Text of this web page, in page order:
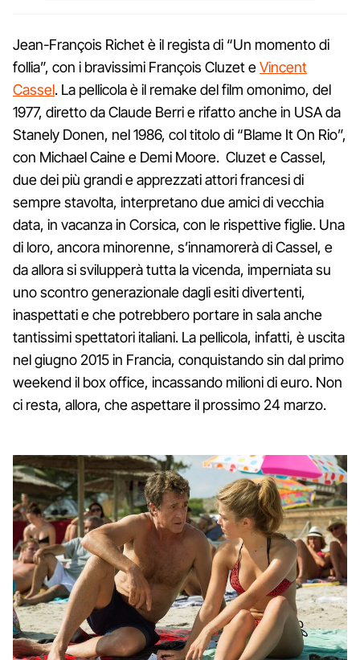
Jean-François Richet è il regista di “Un momento di
follia”, con i bravissimi François Cluzet eVincent
Cassel. La pellicola è il remake del film omonimo, del
1977, diretto da Claude Berri e rifatto anche in USA da
Stanely Donen, nel 1986, col titolo di “Blame It On Rio”,
con Michael Caine e Demi Moore. Cluzet e Cassel,
due dei più grandi e apprezzati attori francesi di
sempre stavolta, interpretano due amici di vecchia
data, in vacanza in Corsica, con le rispettive figlie. Una
di loro, ancora minorenne, s’innamorerà di Cassel, e
da allora si svilupperà tutta la vicenda, imperniata su
uno scontro generazionale dagli esiti divertenti,
inaspettati e che potrebbero portare in sala anche
tantissimi spettatori italiani. La pellicola, infatti, è uscita
nel giugno 2015 in Francia, conquistando sin dal primo
weekend il box office, incassando milioni di euro. Non
ci resta, allora, che aspettare il prossimo 24 marzo.